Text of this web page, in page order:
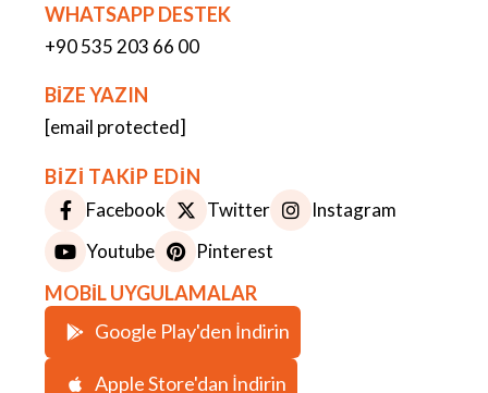
WHATSAPP DESTEK
+90 535 203 66 00
BİZE YAZIN
[email protected]
BİZİ TAKİP EDİN
Facebook Twitter
Instagram
Youtube
Pinterest
MOBİL UYGULAMALAR
Google Play'den İndirin
Apple Store'dan İndirin